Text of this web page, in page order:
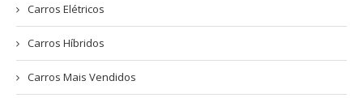
Carros Elétricos
Carros Híbridos
Carros Mais Vendidos